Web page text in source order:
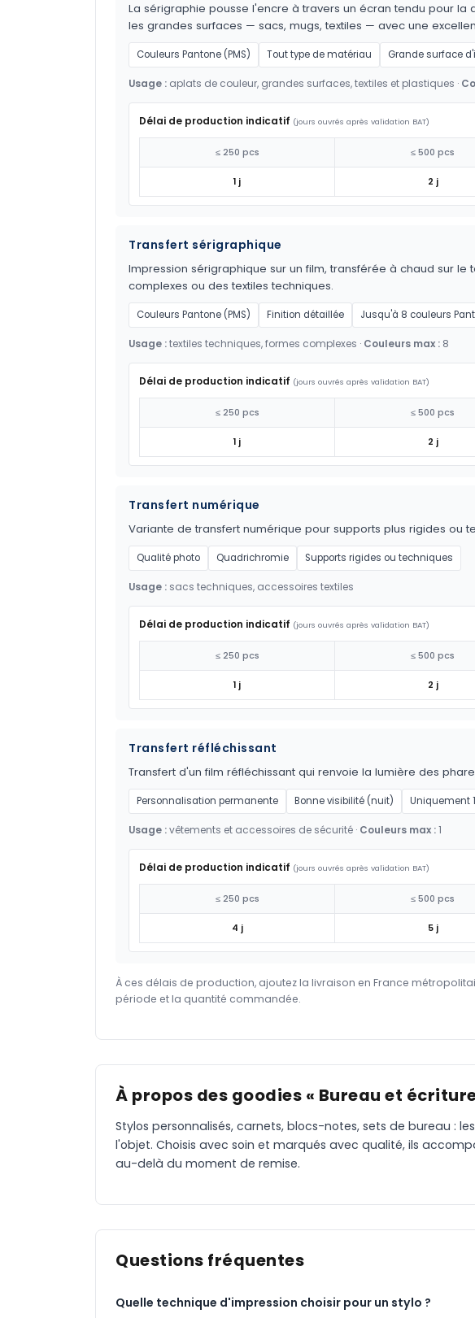
La sérigraphie pousse l'encre à travers un écran tendu pour
les grandes surfaces — sacs, mugs, textiles — avec une
Couleurs Pantone (PMS) Tout type de matériau Grande surface
Usage : aplats de couleur, grandes surfaces, textiles et plastiques ·
Délai de production indicatif (jours ouvrés après validation BAT)
≤ 250 pcs ≤ 500 pcs
1 j 2 j
Transfert sérigraphique
Impression sérigraphique sur un film, transférée à chaud sur
complexes ou des textiles techniques.
Couleurs Pantone (PMS) Finition détaillée Jusqu'à 8 couleurs
Usage :textiles techniques, formes complexes · Couleurs max : 8
Délai de production indicatif (jours ouvrés après validation BAT)
≤ 250 pcs ≤ 500 pcs
1 j 2 j
Transfert numérique
Variante de transfert numérique pour supports plus rigides ou
Qualité photo Quadrichromie Supports rigides ou techniques
Usage : sacs techniques, accessoires textiles
Délai de production indicatif (jours ouvrés après validation BAT)
≤ 250 pcs ≤ 500 pcs
1 j 2 j
Transfert réfléchissant
Transfert d'un film réfléchissant qui renvoie la lumière des
Personnalisation permanente Bonne visibilité (nuit) Uniquement
Usage :vêtements et accessoires de sécurité · Couleurs max :1
Délai de production indicatif (jours ouvrés après validation BAT)
≤ 250 pcs ≤ 500 pcs
4 j 5 j
À ces délais de production, ajoutez la livraison en France
période et la quantité commandée.
À propos des goodies « Bureau et
Stylos personnalisés, carnets, blocs-notes, sets de bureau :
l'objet. Choisis avec soin et marqués avec qualité, ils
au-delà du moment de remise.
Questions fréquentes
Quelle technique d'impression choisir pour un stylo ?